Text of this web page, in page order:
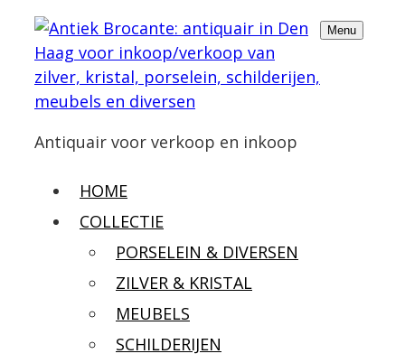
Antiquair voor verkoop en inkoop
Menu
HOME
COLLECTIE
PORSELEIN & DIVERSEN
ZILVER & KRISTAL
MEUBELS
SCHILDERIJEN